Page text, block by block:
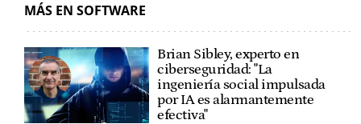
MÁS EN SOFTWARE
Brian Sibley, experto en
ciberseguridad: "La
ingeniería social impulsada
por IA es alarmantemente
efectiva"